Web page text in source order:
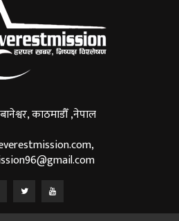
काठमाडौँ ,नेपाल
,